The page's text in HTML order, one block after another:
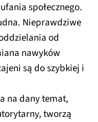
społecznego.
Nieprawdziwe
od
nawyków
są do szybkiej i
na dany temat,
tworzą